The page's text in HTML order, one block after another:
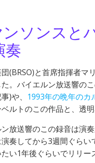
ソンスと
奏
(BRSO)と首席指揮者
。バイエルン放送響の
)や、 1993年の晩年のカ
ルトのこの作品と、透
放送響のこの録音は演
奏してから3週間ぐら
い1年後ぐらいでリリー